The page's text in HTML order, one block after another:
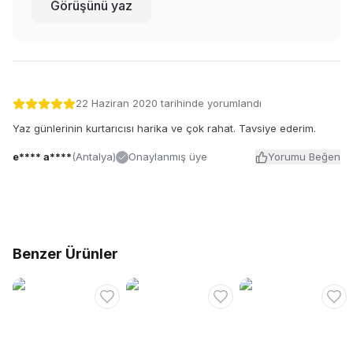
Görüşünü yaz
22 Haziran 2020 tarihinde yorumlandı
Yaz günlerinin kurtarıcısı harika ve çok rahat. Tavsiye ederim.
e**** a****(Antalya) Onaylanmış üye Yorumu Beğen
Benzer Ürünler